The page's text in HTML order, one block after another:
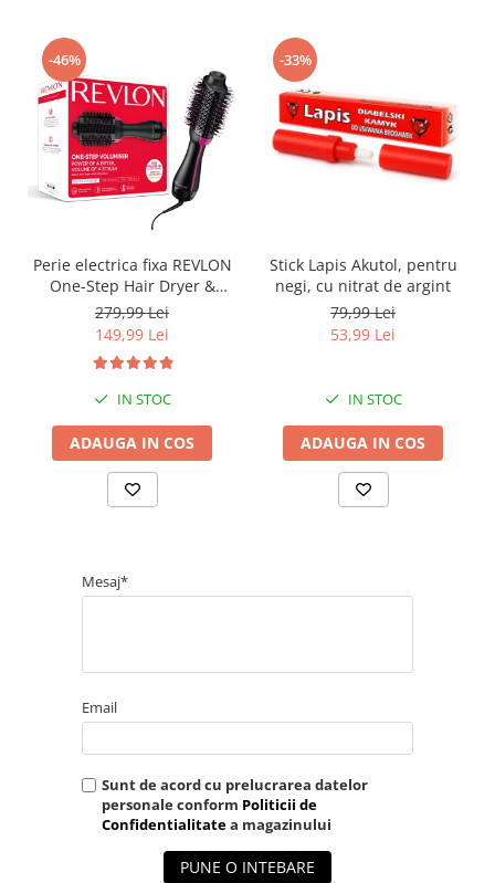
-46%
Perie electrica fixa REVLON
One-Step Hair Dryer &
Volumizer, RVDR5222E2,
pentru par mediu si lung
279,99 Lei
149,99 Lei
IN STOC
ADAUGA IN COS
-33%
Stick Lapis Akutol, pentru
negi, cu nitrat de argint
79,99 Lei
53,99 Lei
IN STOC
ADAUGA IN COS
Mesaj*
Email
Sunt de acord cu prelucrarea datelor
personale conform Politicii de
Confidentialitatea magazinului
PUNE O INTEBARE